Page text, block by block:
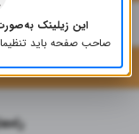
این زیلینک
صاحب صفحه باید